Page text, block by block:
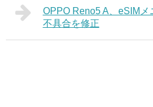
OPPO Reno5 A、eSIM
不具合を修正